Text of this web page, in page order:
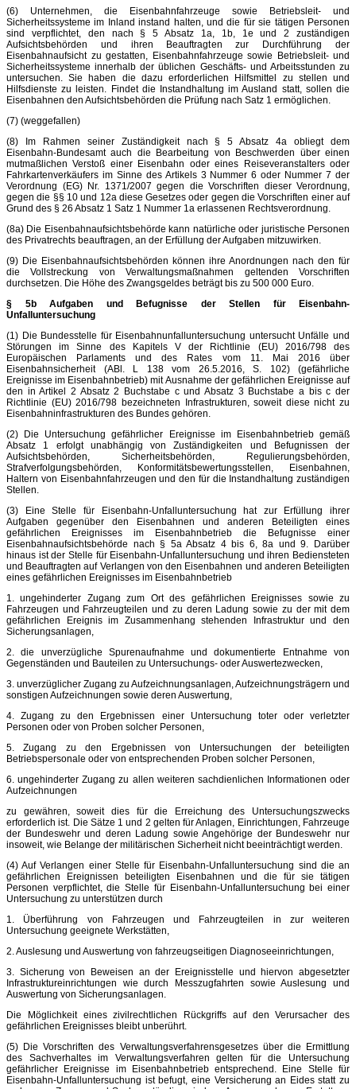
(6) Unternehmen, die Eisenbahnfahrzeuge sowie Betriebsleit- und
Sicherheitssysteme im Inland instand halten, und die für sie tätigen Personen
sind verpflichtet, den nach § 5 Absatz 1a, 1b, 1e und 2 zuständigen
Aufsichtsbehörden und ihren Beauftragten zur Durchführung der
Eisenbahnaufsicht zu gestatten, Eisenbahnfahrzeuge sowie Betriebsleit- und
Sicherheitssysteme innerhalb der üblichen Geschäfts- und Arbeitsstunden zu
untersuchen. Sie haben die dazu erforderlichen Hilfsmittel zu stellen und
Hilfsdienste zu leisten. Findet die Instandhaltung im Ausland statt, sollen die
Eisenbahnen den Aufsichtsbehörden die Prüfung nach Satz 1 ermöglichen.
(7) (weggefallen)
(8) Im Rahmen seiner Zuständigkeit nach § 5 Absatz 4a obliegt dem
Eisenbahn-Bundesamt auch die Bearbeitung von Beschwerden über einen
mutmaßlichen Verstoß einer Eisenbahn oder eines Reiseveranstalters oder
Fahrkartenverkäufers im Sinne des Artikels 3 Nummer 6 oder Nummer 7 der
Verordnung (EG) Nr. 1371/2007 gegen die Vorschriften dieser Verordnung,
gegen die §§ 10 und 12a diese Gesetzes oder gegen die Vorschriften einer auf
Grund des § 26 Absatz 1 Satz 1 Nummer 1a erlassenen Rechtsverordnung.
(8a) Die Eisenbahnaufsichtsbehörde kann natürliche oder juristische Personen
des Privatrechts beauftragen, an der Erfüllung der Aufgaben mitzuwirken.
(9) Die Eisenbahnaufsichtsbehörden können ihre Anordnungen nach den für
die Vollstreckung von Verwaltungsmaßnahmen geltenden Vorschriften
durchsetzen. Die Höhe des Zwangsgeldes beträgt bis zu 500 000 Euro.
§ 5b Aufgaben und Befugnisse der Stellen für Eisenbahn-
Unfalluntersuchung
(1) Die Bundesstelle für Eisenbahnunfalluntersuchung untersucht Unfälle und
Störungen im Sinne des Kapitels V der Richtlinie (EU) 2016/798 des
Europäischen Parlaments und des Rates vom 11. Mai 2016 über
Eisenbahnsicherheit (ABl. L 138 vom 26.5.2016, S. 102) (gefährliche
Ereignisse im Eisenbahnbetrieb) mit Ausnahme der gefährlichen Ereignisse auf
den in Artikel 2 Absatz 2 Buchstabe c und Absatz 3 Buchstabe a bis c der
Richtlinie (EU) 2016/798 bezeichneten Infrastrukturen, soweit diese nicht zu
Eisenbahninfrastrukturen des Bundes gehören.
(2) Die Untersuchung gefährlicher Ereignisse im Eisenbahnbetrieb gemäß
Absatz 1 erfolgt unabhängig von Zuständigkeiten und Befugnissen der
Aufsichtsbehörden, Sicherheitsbehörden, Regulierungsbehörden,
Strafverfolgungsbehörden, Konformitätsbewertungsstellen, Eisenbahnen,
Haltern von Eisenbahnfahrzeugen und den für die Instandhaltung zuständigen
Stellen.
(3) Eine Stelle für Eisenbahn-Unfalluntersuchung hat zur Erfüllung ihrer
Aufgaben gegenüber den Eisenbahnen und anderen Beteiligten eines
gefährlichen Ereignisses im Eisenbahnbetrieb die Befugnisse einer
Eisenbahnaufsichtsbehörde nach § 5a Absatz 4 bis 6, 8a und 9. Darüber
hinaus ist der Stelle für Eisenbahn-Unfalluntersuchung und ihren Bediensteten
und Beauftragten auf Verlangen von den Eisenbahnen und anderen Beteiligten
eines gefährlichen Ereignisses im Eisenbahnbetrieb
1. ungehinderter Zugang zum Ort des gefährlichen Ereignisses sowie zu
Fahrzeugen und Fahrzeugteilen und zu deren Ladung sowie zu der mit dem
gefährlichen Ereignis im Zusammenhang stehenden Infrastruktur und den
Sicherungsanlagen,
2. die unverzügliche Spurenaufnahme und dokumentierte Entnahme von
Gegenständen und Bauteilen zu Untersuchungs- oder Auswertezwecken,
3. unverzüglicher Zugang zu Aufzeichnungsanlagen, Aufzeichnungsträgern und
sonstigen Aufzeichnungen sowie deren Auswertung,
4. Zugang zu den Ergebnissen einer Untersuchung toter oder verletzter
Personen oder von Proben solcher Personen,
5. Zugang zu den Ergebnissen von Untersuchungen der beteiligten
Betriebspersonale oder von entsprechenden Proben solcher Personen,
6. ungehinderter Zugang zu allen weiteren sachdienlichen Informationen oder
Aufzeichnungen
zu gewähren, soweit dies für die Erreichung des Untersuchungszwecks
erforderlich ist. Die Sätze 1 und 2 gelten für Anlagen, Einrichtungen, Fahrzeuge
der Bundeswehr und deren Ladung sowie Angehörige der Bundeswehr nur
insoweit, wie Belange der militärischen Sicherheit nicht beeinträchtigt werden.
(4) Auf Verlangen einer Stelle für Eisenbahn-Unfalluntersuchung sind die an
gefährlichen Ereignissen beteiligten Eisenbahnen und die für sie tätigen
Personen verpflichtet, die Stelle für Eisenbahn-Unfalluntersuchung bei einer
Untersuchung zu unterstützen durch
1. Überführung von Fahrzeugen und Fahrzeugteilen in zur weiteren
Untersuchung geeignete Werkstätten,
2. Auslesung und Auswertung von fahrzeugseitigen Diagnoseeinrichtungen,
3. Sicherung von Beweisen an der Ereignisstelle und hiervon abgesetzter
Infrastruktureinrichtungen wie durch Messzugfahrten sowie Auslesung und
Auswertung von Sicherungsanlagen.
Die Möglichkeit eines zivilrechtlichen Rückgriffs auf den Verursacher des
gefährlichen Ereignisses bleibt unberührt.
(5) Die Vorschriften des Verwaltungsverfahrensgesetzes über die Ermittlung
des Sachverhaltes im Verwaltungsverfahren gelten für die Untersuchung
gefährlicher Ereignisse im Eisenbahnbetrieb entsprechend. Eine Stelle für
Eisenbahn-Unfalluntersuchung ist befugt, eine Versicherung an Eides statt zu